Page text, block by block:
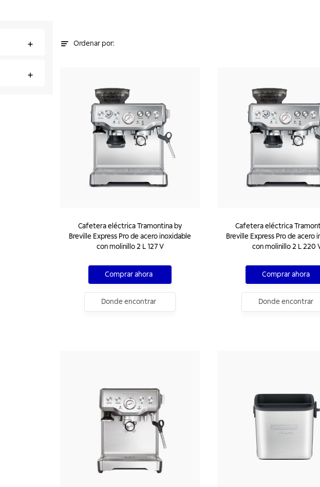
Ordenar por:
Cafetera eléctrica Tramontina by
Breville Express Pro de acero inoxidable
con molinillo 2 L 127 V
Comprar ahora
Donde encontrar
Cafetera eléctrica
Breville Express Pro de acero
con molinillo 2 L 220
Comprar ahora
Donde encontrar